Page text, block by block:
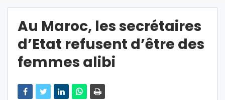
Au Maroc, les secrétaires
d’Etat refusent d’être des
femmes alibi